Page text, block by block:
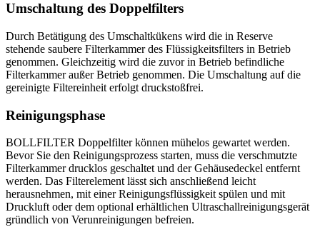
Umschaltung des Doppelfilters
Durch Betätigung des Umschaltkükens wird die in Reserve
stehende saubere Filterkammer des Flüssigkeitsfilters in Betrieb
genommen. Gleichzeitig wird die zuvor in Betrieb befindliche
Filterkammer außer Betrieb genommen. Die Umschaltung auf die
gereinigte Filtereinheit erfolgt druckstoßfrei.
Reinigungsphase
BOLLFILTER Doppelfilter können mühelos gewartet werden.
Bevor Sie den Reinigungsprozess starten, muss die verschmutzte
Filterkammer drucklos geschaltet und der Gehäusedeckel entfernt
werden. Das Filterelement lässt sich anschließend leicht
herausnehmen, mit einer Reinigungsflüssigkeit spülen und mit
Druckluft oder dem optional erhältlichen Ultraschallreinigungsgerät
gründlich von Verunreinigungen befreien.